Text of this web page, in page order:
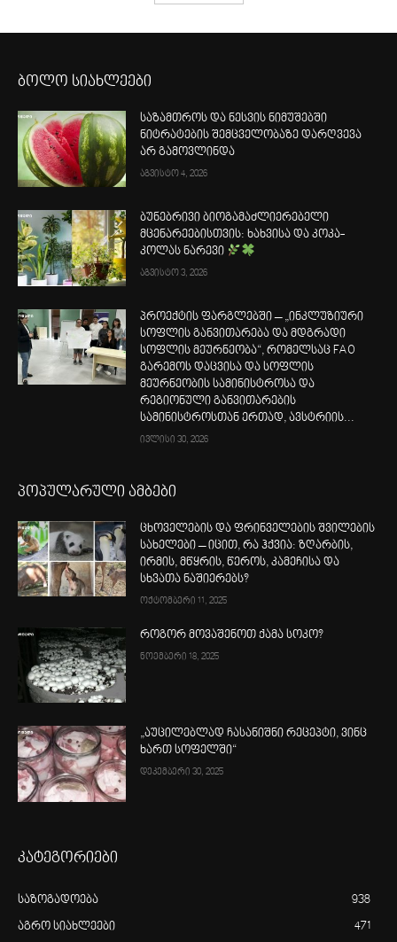
ბოლო სიახლეები
საზამთროს და ნესვის ნიმუშებში
ნიტრატების შემცველობაზე დარღვევა
არ გამოვლინდა
აგვისტო 4, 2026
ბუნებრივი ბიოგამაძლიერებელი
მცენარეებისთვის: ხახვისა და კოკა-
კოლას ნარევი
აგვისტო 3, 2026
პროექტის ფარგლებში – „ინკლუზიური
სოფლის განვითარება და მდგრადი
სოფლის მეურნეობა“, რომელსაც FAO
გარემოს დაცვისა და სოფლის
მეურნეობის სამინისტროსა და
რეგიონული განვითარების
სამინისტროსთან ერთად, ავსტრიის...
ივლისი 30, 2026
პოპულარული ამბები
ცხოველების და ფრინველების შვილების
სახელები – იცით, რა ჰქვია: ზღარბის,
ირმის, მწყრის, წეროს, კამეჩისა და
სხვათა ნაშიერებს?
ოქტომბერი 11, 2025
როგორ მოვაშენოთ ქამა სოკო?
ნოემბერი 18, 2025
„აუცილებლად ჩასანიშნი რეცეპტი, ვინც
ხართ სოფელში“
დეკემბერი 30, 2025
კატეგორიები
საზოგადოება 938
აგრო სიახლეები 471